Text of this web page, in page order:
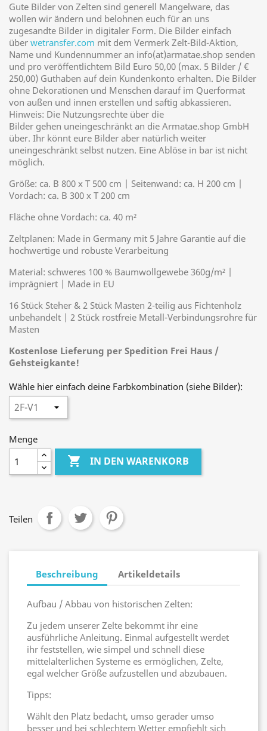
Gute Bilder von Zelten sind generell Mangelware, das
wollen wir ändern und belohnen euch für an uns
zugesandte Bilder in digitaler Form. Die Bilder einfach
über wetransfer.com mit dem Vermerk Zelt-Bild-Aktion,
Name und Kundennummer an info(at)armatae.shop senden
und pro veröffentlichtem Bild Euro 50,00 (max. 5 Bilder / €
250,00) Guthaben auf dein Kundenkonto erhalten. Die Bilder
ohne Dekorationen und Menschen darauf im Querformat
von außen und innen erstellen und saftig abkassieren.
Hinweis: Die Nutzungsrechte über die
Bilder gehen uneingeschränkt an die Armatae.shop GmbH
über. Ihr könnt eure Bilder aber natürlich weiter
uneingeschränkt selbst nutzen. Eine Ablöse in bar ist nicht
möglich.
Größe: ca. B 800 x T 500 cm | Seitenwand: ca. H 200 cm |
Vordach: ca. B 300 x T 200 cm
Fläche ohne Vordach: ca. 40 m²
Zeltplanen: Made in Germany mit 5 Jahre Garantie auf die
hochwertige und robuste Verarbeitung
Material: schweres 100 % Baumwollgewebe 360g/m² |
imprägniert | Made in EU
16 Stück Steher & 2 Stück Masten 2-teilig aus Fichtenholz
unbehandelt | 2 Stück rostfreie Metall-Verbindungsrohre für
Masten
Kostenlose Lieferung per Spedition Frei Haus /
Gehsteigkante!
Wähle hier einfach deine Farbkombination (siehe Bilder):
Menge
 IN DEN WARENKORB
Teilen
Beschreibung Artikeldetails
Aufbau / Abbau von historischen Zelten:
Zu jedem unserer Zelte bekommt ihr eine
ausführliche Anleitung. Einmal aufgestellt werdet
ihr feststellen, wie simpel und schnell diese
mittelalterlichen Systeme es ermöglichen, Zelte,
egal welcher Größe aufzustellen und abzubauen.
Tipps:
Wählt den Platz bedacht, umso gerader umso
besser und bei schlechtem Wetter empfiehlt sich